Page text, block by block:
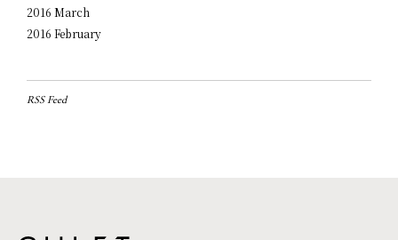
2016 March
2016 February
RSS Feed